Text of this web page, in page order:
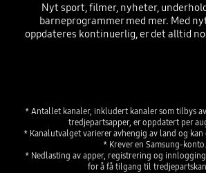
Nyt sport, filmer, nyheter,
barneprogrammer med mer. Med
oppdateres kontinuerlig, er det alltid
* Antallet kanaler, inkludert kanaler som tilbys
tredjepartsapper, er oppdatert per
* Kanalutvalget varierer avhengig av land og
* Krever en Samsung-konto.
* Nedlasting av apper, registrering og
for å få tilgang til